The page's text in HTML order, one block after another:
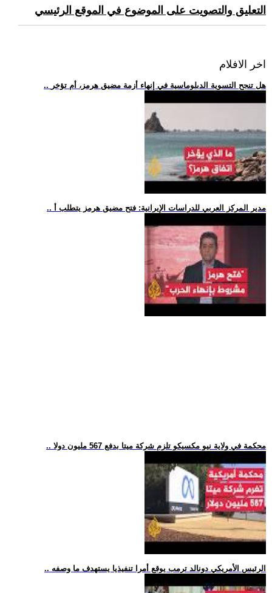
التعليق والتصويت على الموضوع في الموقع الرئيسي
اخر الافلام
.. هل تنجح التسوية الدبلوماسية في إنهاء أزمة مضيق هرمز، أم تؤخر
.. مدير المركز العربي للدراسات الإيرانية: فتح مضيق هرمز يتطلب أ
.. محكمة في ولاية نيو مكسيكو تلزم شركة ميتا بدفع 567 مليون دولا
.. الرئيس الأمريكي دونالد ترمب يوقع أمرا تنفيذيا يستهدف ما وصفه